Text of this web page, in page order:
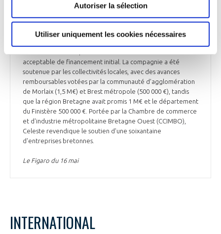
Autoriser la sélection
Utiliser uniquement les cookies nécessaires
et rappelle qu’avec un avion et une équipe, « Celeste
prêt à être déployé ». Fin mars, la Direction générale de
l'aviation civile (DGAC) avait estimé que la compagnie n'avait
acceptable de financement initial. La compagnie a été
soutenue par les collectivités locales, avec des avances
remboursables votées par la communauté d'agglomération
de Morlaix (1,5 M€) et Brest métropole (500 000 €), tandis
que la région Bretagne avait promis 1 M€ et le département
du Finistère 500 000 €. Portée par la Chambre de commerce
et d'industrie métropolitaine Bretagne Ouest (CCIMBO),
Celeste revendique le soutien d'une soixantaine
d'entreprises bretonnes.
Le Figaro du 16 mai
INTERNATIONAL